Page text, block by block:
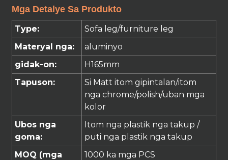
Mga Detalye Sa Produkto
Type:
Sofa leg/furniture leg
Materyal nga:
aluminyo
gidak-on:
H165mm
Tapuson:
Si Matt itom gipintalan/itom
nga chrome/polish/uban mga
kolor
Ubos nga
goma:
Itom nga plastik nga takup /
puti nga plastik nga takup
MOQ (mga
1000 ka mga PCS